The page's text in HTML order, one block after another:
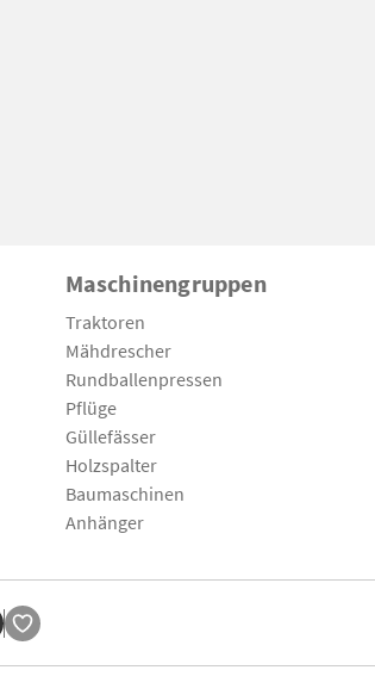
Maschinengruppen
Traktoren
Mähdrescher
Rundballenpressen
Pflüge
Güllefässer
Holzspalter
Baumaschinen
Anhänger